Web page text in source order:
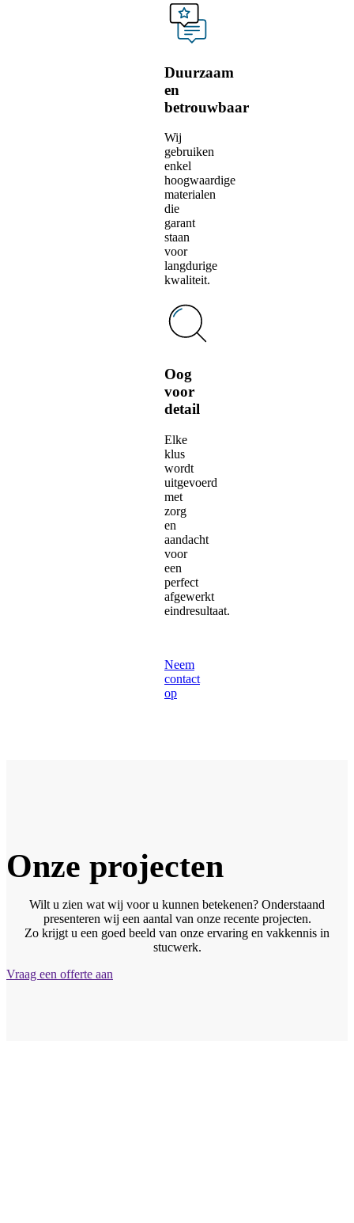
Duurzaam
en
betrouwbaar
Wij
gebruiken
enkel
hoogwaardige
materialen
die
garant
staan
voor
langdurige
kwaliteit.
Oog
voor
detail
Elke
klus
wordt
uitgevoerd
met
zorg
en
aandacht
voor
een
perfect
afgewerkt
eindresultaat.
Neem
contact
op
Onze projecten
Wilt u zien wat wij voor u kunnen betekenen? Onderstaand
presenteren wij een aantal van onze recente projecten.
Zo krijgt u een goed beeld van onze ervaring en vakkennis in
stucwerk.
Vraag een offerte aan